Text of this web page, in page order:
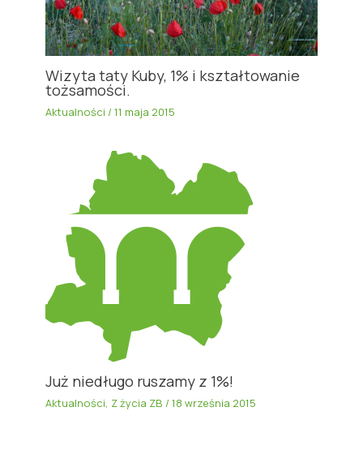
Wizyta taty Kuby, 1% i kształtowanie
tożsamości.
Aktualności /11 maja 2015
Już niedługo ruszamy z 1%!
Aktualności, Z życia ZB /18 września 2015